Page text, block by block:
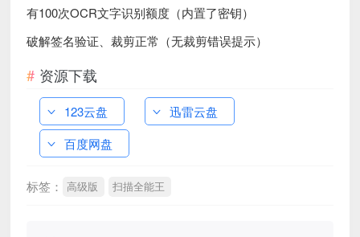
有100次OCR文字识别额度（内置了密钥）
破解签名验证、裁剪正常（无裁剪错误提示）
资源下载
123云盘
迅雷云盘
百度网盘
标签： 高级版 扫描全能王